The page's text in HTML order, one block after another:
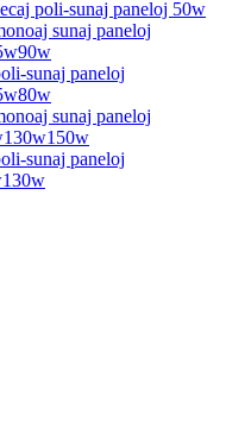
poli-sunaj paneloj 50w
sunaj paneloj
sunaj paneloj
sunaj paneloj
sunaj paneloj